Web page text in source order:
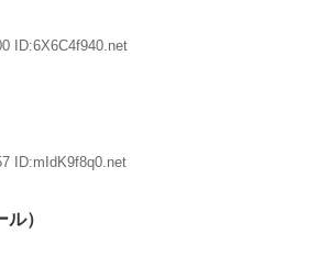
ID:6X6C4f940.net
ID:mIdK9f8q0.net
）